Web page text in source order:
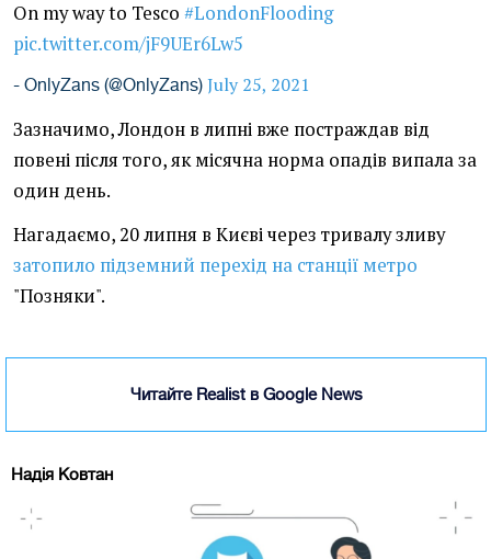
On my way to Tesco #LondonFlooding
pic.twitter.com/jF9UEr6Lw5
- OnlyZans (@OnlyZans) July 25, 2021
Зазначимо, Лондон в липні вже постраждав від
повені після того, як місячна норма опадів випала за
один день.
Нагадаємо, 20 липня в Києві через тривалу зливу
затопило підземний перехід на станції метро
"Позняки".
Читайте Realist в Google News
Надія Ковтан